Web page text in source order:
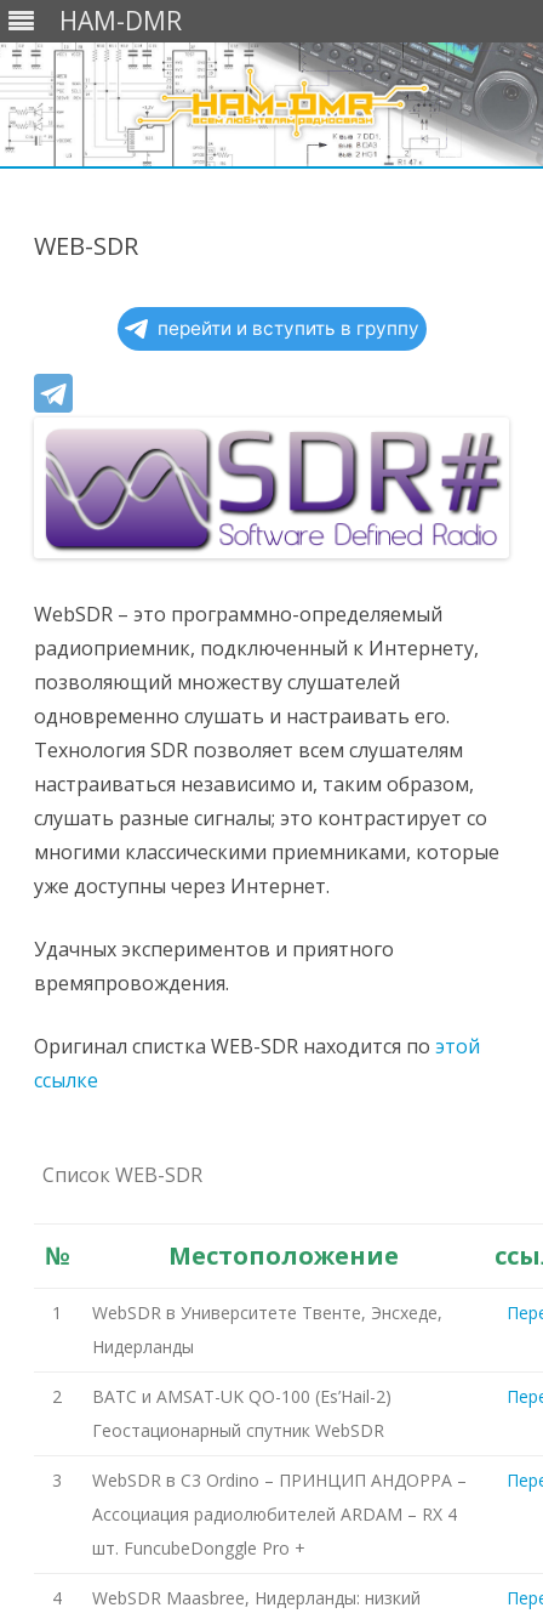
HAM-DMR
WEB-SDR
перейти и вступить в группу
WebSDR – это программно-определяемый
радиоприемник, подключенный к Интернету,
позволяющий множеству слушателей
одновременно слушать и настраивать его.
Технология SDR позволяет всем слушателям
настраиваться независимо и, таким образом,
слушать разные сигналы; это контрастирует со
многими классическими приемниками, которые
уже доступны через Интернет.
Удачных экспериментов и приятного
времяпровождения.
Оригинал спистка WEB-SDR находится по этой
ссылке
Список WEB-SDR
№ Местоположение
1
WebSDR в Университете Твенте, Энсхеде,
Нидерланды
2
BATC и AMSAT-UK QO-100 (Es’Hail-2)
Геостационарный спутник WebSDR
3
WebSDR в C3 Ordino – ПРИНЦИП АНДОРРА –
Ассоциация радиолюбителей ARDAM – RX 4
шт. FuncubeDonggle Pro +
4
WebSDR Maasbree, Нидерланды: низкий